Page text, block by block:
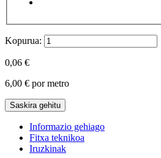
Kopurua:
0,06 €
6,00 € por metro
Saskira gehitu
Informazio gehiago
Fitxa teknikoa
Iruzkinak